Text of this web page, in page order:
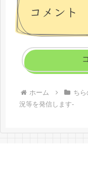
コメント
ホーム
ち
況等を発信します-